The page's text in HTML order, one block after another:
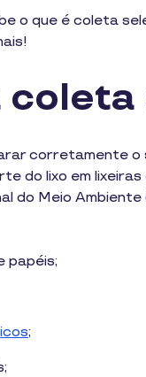
o que é coleta
corretamente o
do lixo em
do Meio
papéis;
;